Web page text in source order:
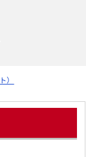
）